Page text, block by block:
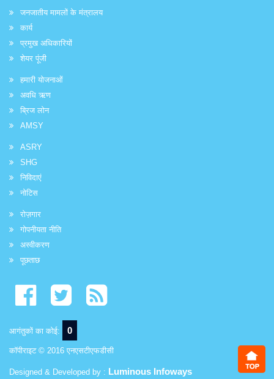
जनजातीय मामलों के मंत्रालय
कार्य
प्रमुख अधिकारियों
शेयर पूंजी
हमारी योजनाओं
अवधि ऋण
ब्रिज लोन
AMSY
ASRY
SHG
निविदाएं
नोटिस
रोज़गार
गोपनीयता नीति
अस्वीकरण
पूछताछ
आगंतुकों का कोई: 0
कॉपीराइट © 2016 एनएसटीएफडीसी
Designed & Developed by : Luminous Infoways